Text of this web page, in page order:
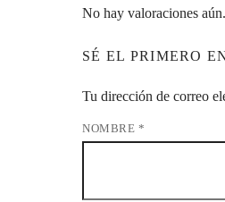
No hay valoraciones aún.
SÉ EL PRIMERO
Tu dirección de correo
NOMBRE *